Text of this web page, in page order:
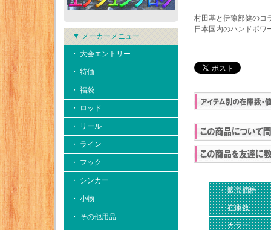
▼ メーカーメニュー
・ 大会エントリー
・ 特価
・ 福袋
・ ロッド
・ リール
・ ライン
・ フック
・ シンカー
・ 小物
・ その他用品
村田基と伊豫部健のコ
日本国内のハンドポワ
・ 販売価格
・ 在庫数
・ カラー